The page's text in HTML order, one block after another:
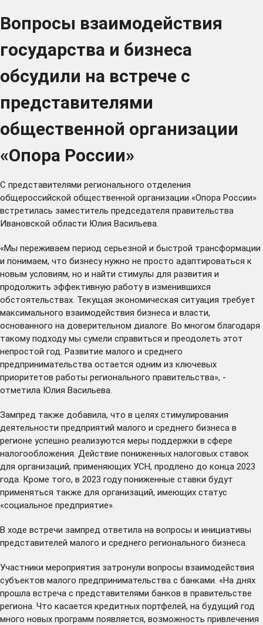
Вопросы взаимодействия
государства и бизнеса
обсудили на встрече с
представителями
общественной организации
«Опора России»
С представителями регионального отделения
общероссийской общественной организации «Опора России»
встретилась заместитель председателя правительства
Ивановской области Юлия Васильева.
«Мы переживаем период серьезной и быстрой трансформации
и понимаем, что бизнесу нужно не просто адаптироваться к
новым условиям, но и найти стимулы для развития и
продолжить эффективную работу в изменившихся
обстоятельствах. Текущая экономическая ситуация требует
максимального взаимодействия бизнеса и власти,
основанного на доверительном диалоге. Во многом благодаря
такому подходу мы сумели справиться и преодолеть этот
непростой год. Развитие малого и среднего
предпринимательства остается одним из ключевых
приоритетов работы регионального правительства», -
отметила Юлия Васильева.
Зампред также добавила, что в целях стимулирования
деятельности предприятий малого и среднего бизнеса в
регионе успешно реализуются меры поддержки в сфере
налогообложения. Действие пониженных налоговых ставок
для организаций, применяющих УСН, продлено до конца 2023
года. Кроме того, в 2023 году пониженные ставки будут
применяться также для организаций, имеющих статус
«социальное предприятие».
В ходе встречи зампред ответила на вопросы и инициативы
представителей малого и среднего регионального бизнеса.
Участники мероприятия затронули вопросы взаимодействия
субъектов малого предпринимательства с банками. «На днях
прошла встреча с представителями банков в правительстве
региона. Что касается кредитных портфелей, на будущий год
много новых программ появляется, возможность привлечения